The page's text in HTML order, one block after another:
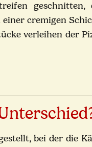
geschnitten,
einer cremigen
verleihen der
bei der die